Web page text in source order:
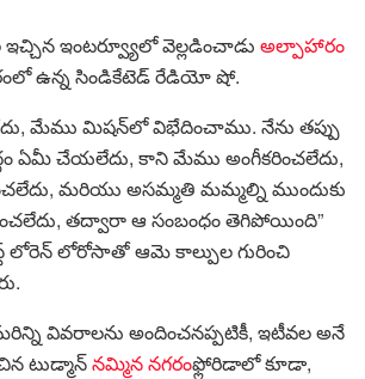
ఇంటర్వ్యూలో వెల్లడించాడు అల్పాహారం
ఉన్న సిండికేటెడ్ రేడియో షో.
మేము మిషన్‌లో విభేదించాము. నేను తప్పు
ఏమీ చేయలేదు, కాని మేము అంగీకరించలేదు,
మరియు అసమ్మతి మమ్మల్ని ముందుకు
తద్వారా ఆ సంబంధం తెగిపోయింది”
లోరెన్ లోరోసాతో ఆమె కాల్పుల గురించి
వివరాలను అందించనప్పటికీ, ఇటీవల అనే
టుడ్మాన్నమ్మిన నగరంఫ్లోరిడాలో కూడా,